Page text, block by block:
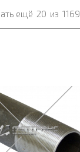
ещё 20 из 1169